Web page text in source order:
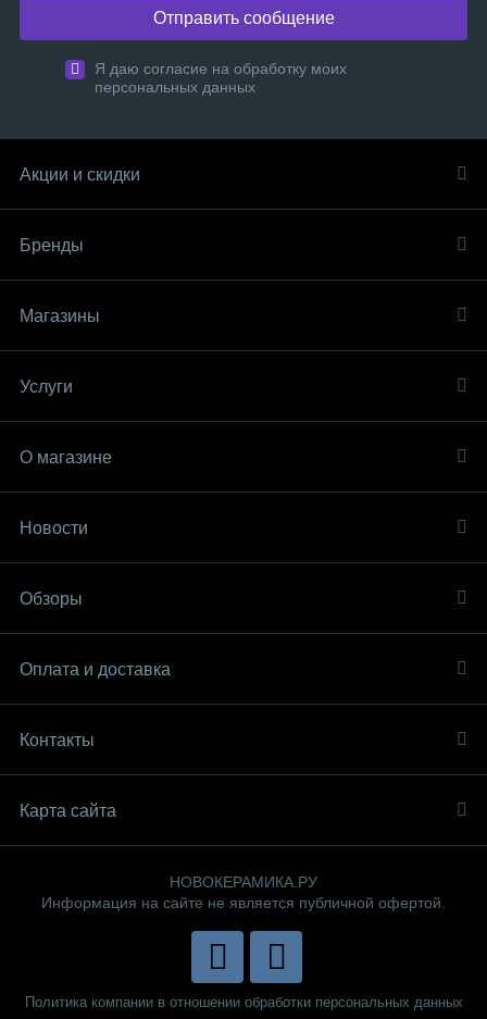
Отправить сообщение
Я даю согласие на обработку моих
персональных данных
Акции и скидки
Бренды
Магазины
Услуги
О магазине
Новости
Обзоры
Оплата и доставка
Контакты
Карта сайта
НОВОКЕРАМИКА.РУ
Информация на сайте не является публичной офертой.
Политика компании в отношении обработки персональных данных